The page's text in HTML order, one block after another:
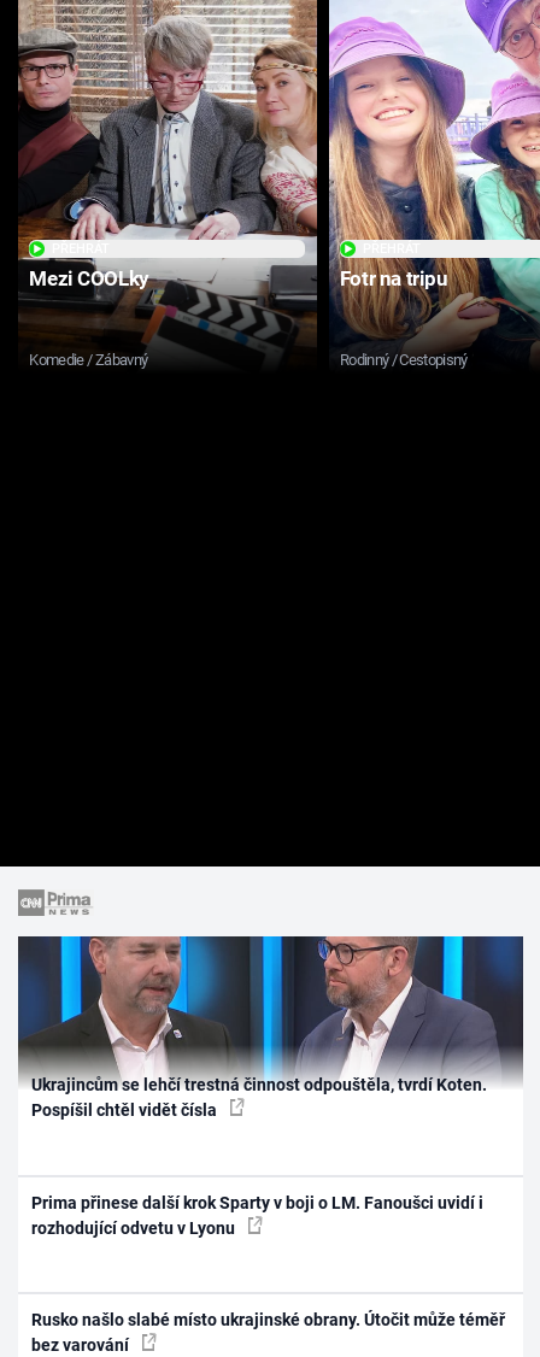
Mezi COOLky
Komedie / Zábavný
Fotr na tripu
Rodinný / Cestopisný
Ukrajincům se lehčí trestná činnost odpouštěla, tvrdí Koten.
Pospíšil chtěl vidět čísla
Prima přinese další krok Sparty v boji o LM. Fanoušci uvidí i
rozhodující odvetu v Lyonu
Rusko našlo slabé místo ukrajinské obrany. Útočit může téměř
bez varování